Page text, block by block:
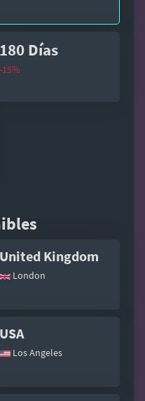
180 Días
-15%
United Kingdom
London
USA
Los Angeles